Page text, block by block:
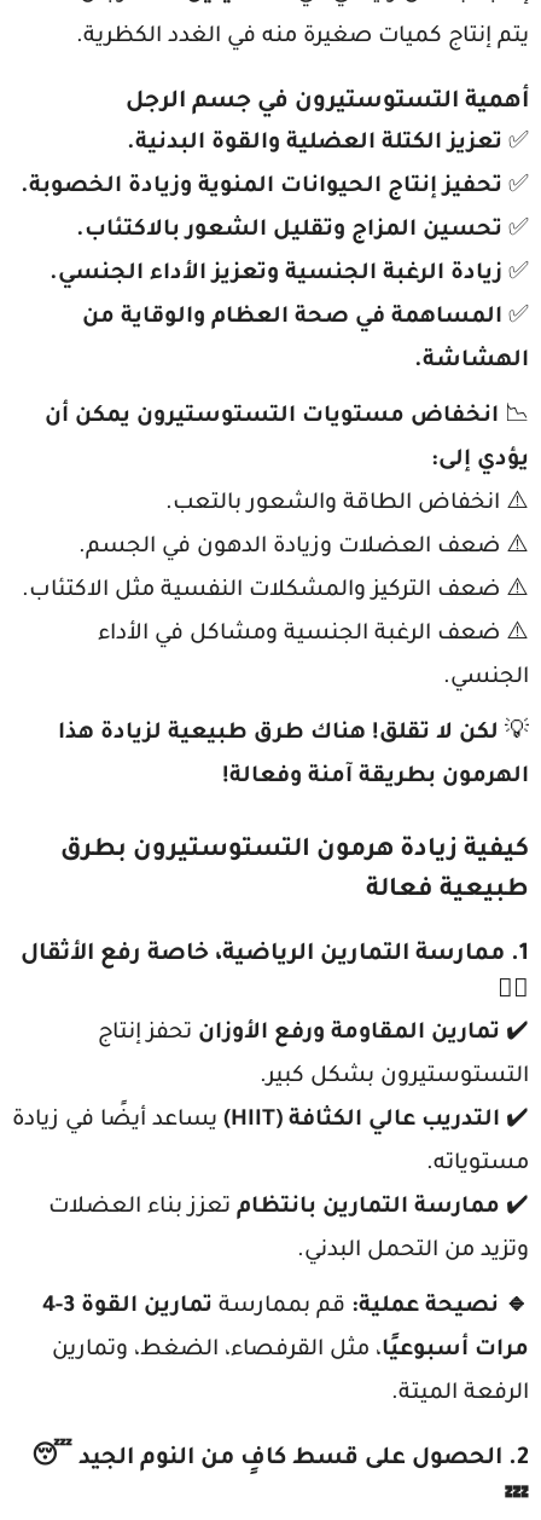
يتم إنتاج كميات صغيرة منه في الغدد الكظرية.
أهمية التستوستيرون في جسم الرجل
✅ تعزيز الكتلة العضلية والقوة البدنية.
✅ تحفيز إنتاج الحيوانات المنوية وزيادة الخصوبة.
✅ تحسين المزاج وتقليل الشعور بالاكتئاب.
✅ زيادة الرغبة الجنسية وتعزيز الأداء الجنسي.
✅ المساهمة في صحة العظام والوقاية من
الهشاشة.
📉 انخفاض مستويات التستوستيرون يمكن أن
يؤدي إلى:
⚠️ انخفاض الطاقة والشعور بالتعب.
⚠️ ضعف العضلات وزيادة الدهون في الجسم.
⚠️ ضعف التركيز والمشكلات النفسية مثل الاكتئاب.
⚠️ ضعف الرغبة الجنسية ومشاكل في الأداء
الجنسي.
💡 لكن لا تقلق! هناك طرق طبيعية لزيادة هذا
الهرمون بطريقة آمنة وفعالة!
كيفية زيادة هرمون التستوستيرون بطرق
طبيعية فعالة
1. ممارسة التمارين الرياضية، خاصة رفع الأثقال
🏋️‍♂️
✔️ تمارين المقاومة ورفع الأوزان تحفز إنتاج
التستوستيرون بشكل كبير.
✔️ التدريب عالي الكثافة (HIIT)
يساعد أيضًا في زيادة
مستوياته.
✔️ ممارسة التمارين بانتظام تعزز بناء العضلات
وتزيد من التحمل البدني.
🔹 نصيحة عملية: قم بممارسة
تمارين القوة 3-4
مرات أسبوعيًا، مثل القرفصاء، الضغط، وتمارين
الرفعة الميتة.
2. الحصول على قسط كافٍ من النوم الجيد
😴
💤